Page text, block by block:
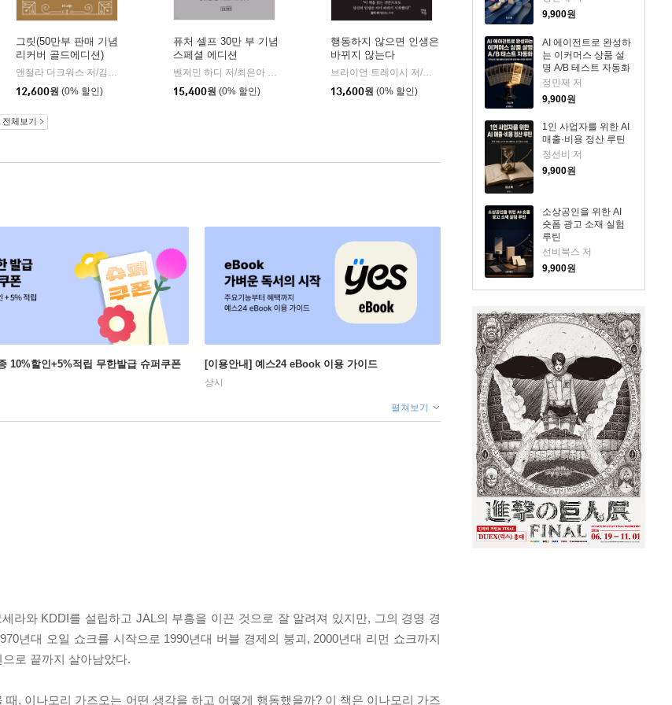
9,900원
AI 에이전트로 완성하
는 이커머스 상품 설
명 A/B 테스트 자동화
정민제 저
9,900원
1인 사업자를 위한 AI
매출·비용 정산 루틴
정선비 저
9,900원
소상공인을 위한 AI
숏폼 광고 소재 실험
루틴
선비북스 저
9,900원
그릿(50만부 판매 기념
리커버 골드에디션)
비즈니스북스
12,600원 (0% 할인)
퓨처 셀프 30만 부 기념
스페셜 에디션
15,400원 (0% 할인)
행동하지 않으면 인생은
바뀌지 않는다
현대지성
13,600원 (0% 할인)
전체보기
10%할인+5%적립 무한발급 슈퍼쿠폰 [이용안내] 예스24 eBook 이용 가이드
상시
펼쳐보기
라와 KDDI를 설립하고 JAL의 부흥을 이끈 것으로 잘 알려져 있지만, 그의 경영 경
년대 오일 쇼크를 시작으로 1990년대 버블 경제의 붕괴, 2000년대 리먼 쇼크까지
로 끝까지 살아남았다.
, 이나모리 가즈오는 어떤 생각을 하고 어떻게 행동했을까? 이 책은 이나모리 가즈